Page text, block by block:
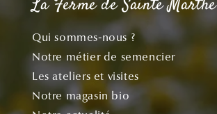
La Ferme de Sainte Marthe
Qui sommes-nous ?
Notre métier de semencier
Les ateliers et visites
Notre magasin bio